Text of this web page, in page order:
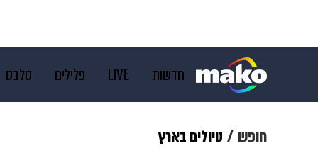
חדשות LIVE פלילים סלבס
מוזיקה חופש טיולים בארץ